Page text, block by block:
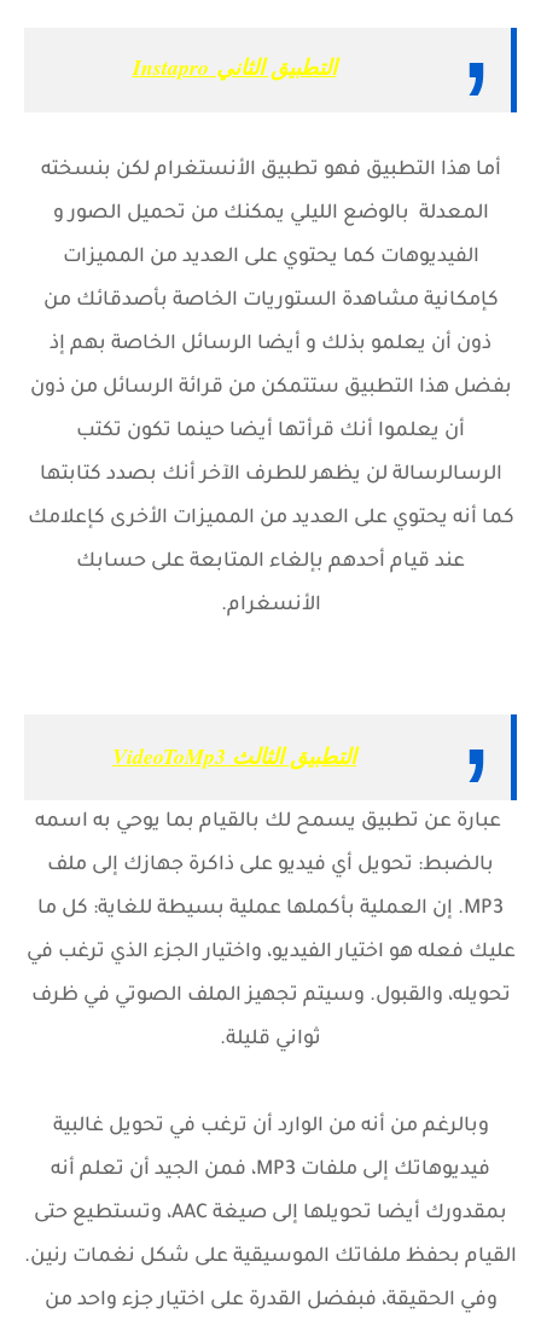
التطبيق الثاني Instapro
أما هذا التطبيق فهو تطبيق الأنستغرام لكن بنسخته
المعدلة بالوضع الليلي يمكنك من تحميل الصور و
الفيديوهات كما يحتوي على العديد من المميزات
كإمكانية مشاهدة الستوريات الخاصة بأصدقائك من
ذون أن يعلمو بذلك و أيضا الرسائل الخاصة بهم إذ
بفضل هذا التطبيق ستتمكن من قرائة الرسائل من ذون
أن يعلموا أنك قرأتها أيضا حينما تكون تكتب
الرسالرسالة لن يظهر للطرف الآخر أنك بصدد كتابتها
كما أنه يحتوي على العديد من المميزات الأخرى كإعلامك
عند قيام أحدهم بإلغاء المتابعة على حسابك
الأنسغرام.
التطبيق الثالث VideoToMp3
عبارة عن تطبيق يسمح لك بالقيام بما يوحي به اسمه
بالضبط: تحويل أي فيديو على ذاكرة جهازك إلى ملف
MP3. إن العملية بأكملها عملية بسيطة للغاية: كل ما
عليك فعله هو اختيار الفيديو، واختيار الجزء الذي ترغب في
تحويله، والقبول. وسيتم تجهيز الملف الصوتي في ظرف
ثواني قليلة.
وبالرغم من أنه من الوارد أن ترغب في تحويل غالبية
فيديوهاتك إلى ملفات MP3، فمن الجيد أن تعلم أنه
بمقدورك أيضا تحويلها إلى صيغة AAC، وتستطيع حتى
القيام بحفظ ملفاتك الموسيقية على شكل نغمات رنين.
وفي الحقيقة، فبفضل القدرة على اختيار جزء واحد من